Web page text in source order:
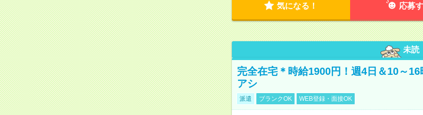
気になる！ 応募
未読
完全在宅＊時給1900円！週4日＆10～
アシ
派遣 ブランクOK WEB登録・面接OK